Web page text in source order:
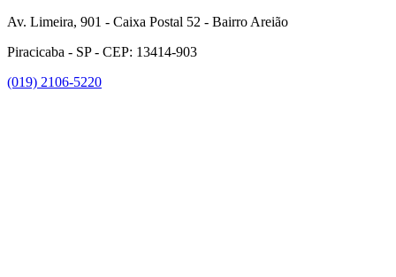
Av. Limeira, 901 - Caixa Postal 52 - Bairro Areião
Piracicaba - SP - CEP: 13414-903
(019) 2106-5220